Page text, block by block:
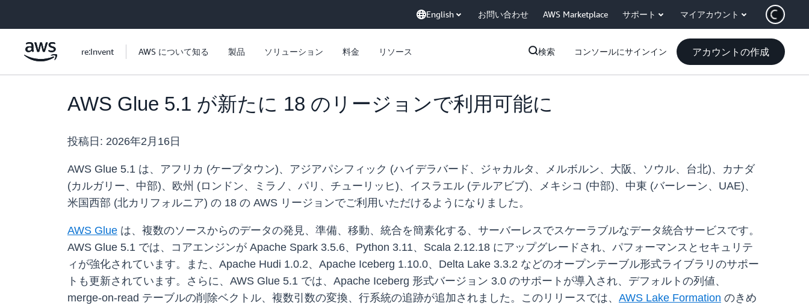
English お問い合わせ AWS Marketplace サポート マイアカウント
re:Invent AWS について知る 製品 ソリューション 料金 リソース 検索 コンソールにサインイン アカウントの作成
AWS Glue 5.1 が新たに 18 のリージョンで利用可能に
投稿日: 2026年2月16日
AWS Glue 5.1 は、アフリカ (ケープタウン)、アジアパシフィック (ハイデラバード、ジャカルタ、メルボルン、大阪、ソウル、台北)、カナダ
(カルガリー、中部)、欧州 (ロンドン、ミラノ、パリ、チューリッヒ)、イスラエル (テルアビブ)、メキシコ (中部)、中東 (バーレーン、UAE)、
米国西部 (北カリフォルニア) の 18 の AWS リージョンでご利用いただけるようになりました。
AWS Glue は、複数のソースからのデータの発見、準備、移動、統合を簡素化する、サーバーレスでスケーラブルなデータ統合サービスです。
AWS Glue 5.1 では、コアエンジンが Apache Spark 3.5.6、Python 3.11、Scala 2.12.18 にアップグレードされ、パフォーマンスとセキュリテ
ィが強化されています。また、Apache Hudi 1.0.2、Apache Iceberg 1.10.0、Delta Lake 3.3.2 などのオープンテーブル形式ライブラリのサポー
トも更新されています。さらに、AWS Glue 5.1 では、Apache Iceberg 形式バージョン 3.0 のサポートが導入され、デフォルトの列値、
merge-on-read テーブルの削除ベクトル、複数引数の変換、行系統の追跡が追加されました。このリリースでは、 AWS Lake Formation のきめ